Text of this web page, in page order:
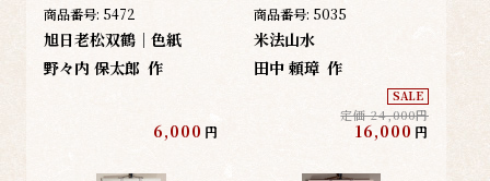
商品番号: 5472
旭日老松双鶴｜色紙
野々内 保太郎 作
6,000 円
商品番号: 5035
米法山水
田中 頼璋 作
SALE
定価 24,000円
16,000 円